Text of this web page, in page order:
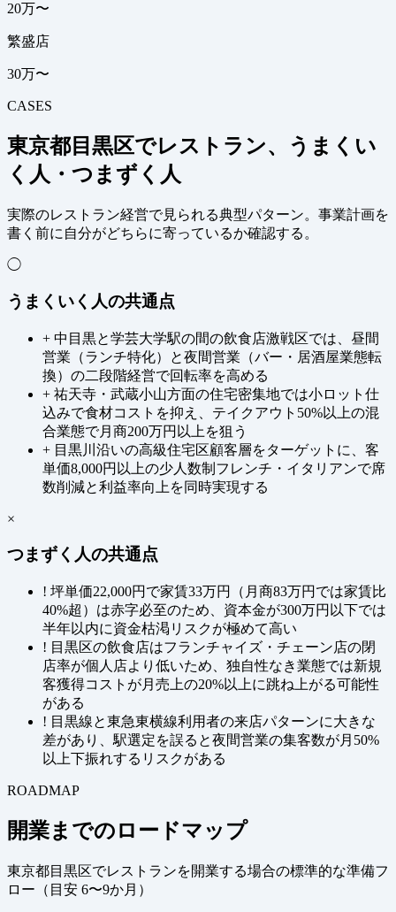
20万〜
繁盛店
30万〜
CASES
東京都目黒区でレストラン、うまくい
く人・つまずく人
実際のレストラン経営で見られる典型パターン。事業計画を
書く前に自分がどちらに寄っているか確認する。
◯
うまくいく人の共通点
+ 中目黒と学芸大学駅の間の飲食店激戦区では、昼間
営業（ランチ特化）と夜間営業（バー・居酒屋業態転
換）の二段階経営で回転率を高める
+ 祐天寺・武蔵小山方面の住宅密集地では小ロット仕
込みで食材コストを抑え、テイクアウト50%以上の混
合業態で月商200万円以上を狙う
+ 目黒川沿いの高級住宅区顧客層をターゲットに、客
単価8,000円以上の少人数制フレンチ・イタリアンで席
数削減と利益率向上を同時実現する
×
つまずく人の共通点
! 坪単価22,000円で家賃33万円（月商83万円では家賃比
40%超）は赤字必至のため、資本金が300万円以下では
半年以内に資金枯渇リスクが極めて高い
! 目黒区の飲食店はフランチャイズ・チェーン店の閉
店率が個人店より低いため、独自性なき業態では新規
客獲得コストが月売上の20%以上に跳ね上がる可能性
がある
! 目黒線と東急東横線利用者の来店パターンに大きな
差があり、駅選定を誤ると夜間営業の集客数が月50%
以上下振れするリスクがある
ROADMAP
開業までのロードマップ
東京都目黒区でレストランを開業する場合の標準的な準備フ
ロー（ 目安 6〜9か月 ）